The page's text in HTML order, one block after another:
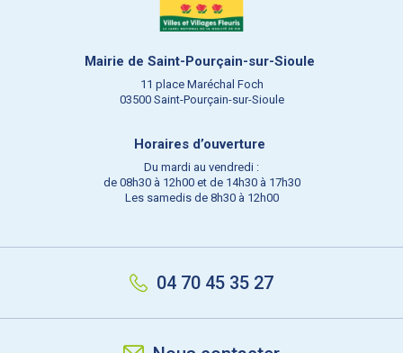
Mairie de Saint-Pourçain-sur-Sioule
11 place Maréchal Foch
03500 Saint-Pourçain-sur-Sioule
Horaires d’ouverture
Du mardi au vendredi :
de 08h30 à 12h00 et de 14h30 à 17h30
Les samedis de 8h30 à 12h00
04 70 45 35 27